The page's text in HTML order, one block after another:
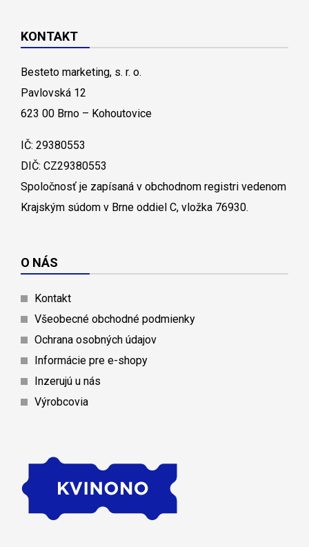
KONTAKT
Besteto marketing, s. r. o.
Pavlovská 12
623 00 Brno – Kohoutovice
IČ: 29380553
DIČ: CZ29380553
Spoločnosť je zapísaná v obchodnom registri vedenom
Krajským súdom v Brne oddiel C, vložka 76930.
O NÁS
Kontakt
Všeobecné obchodné podmienky
Ochrana osobných údajov
Informácie pre e-shopy
Inzerujú u nás
Výrobcovia